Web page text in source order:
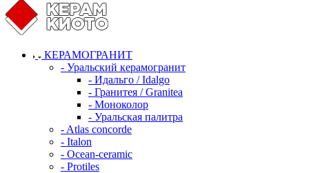
КЕРАМОГРАНИТ
- Уральский керамогранит
- Идальго / Idalgo
- Гранитея / Granitea
- Моноколор
- Уральская палитра
- Atlas concorde
- Italon
- Ocean-ceramic
- Protiles